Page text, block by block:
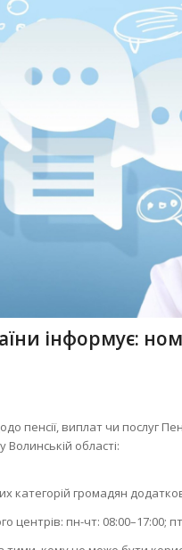
інформує:
пенсії, виплат чи послуг
області:
категорій громадян
центрів: пн-чт: 08:00–17:00;